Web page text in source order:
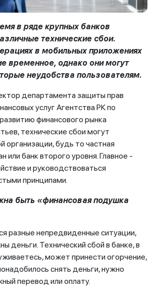
в ряде крупных банков
технические сбои.
в мобильных приложениях
временное, однако они могут
неудобства пользователям.
департамента защиты прав
услуг Агентства РК по
финансового рынка
технические сбои могут
организации, будь то частная
или банк второго уровня. Главное -
и руководствоваться
принципами.
быть «финансовая подушка
разные непредвиденные ситуации,
деньги. Технический сбой в банке, в
может принести огорчение,
снять деньги, нужно
перевод или оплату.